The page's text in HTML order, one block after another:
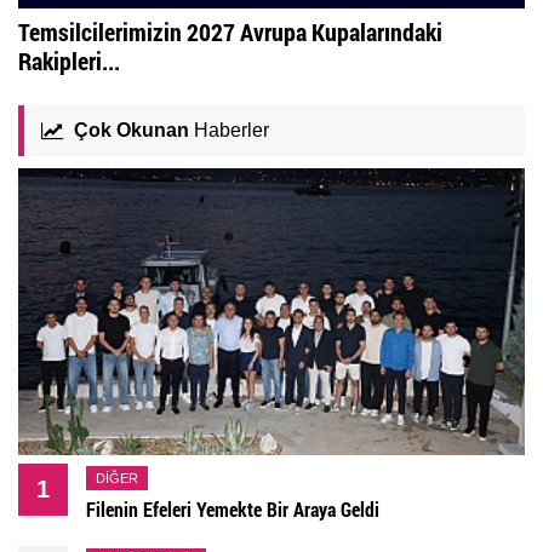
Temsilcilerimizin 2027 Avrupa Kupalarındaki
Rakipleri...
Çok Okunan Haberler
1 DIĞER
Filenin Efeleri Yemekte Bir Araya Geldi